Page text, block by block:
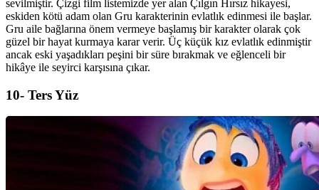
sevilmiştir. Çizgi film listemizde yer alan Çılgın Hırsız hikayesi,
eskiden kötü adam olan Gru karakterinin evlatlık edinmesi ile başlar.
Gru aile bağlarına önem vermeye başlamış bir karakter olarak çok
güzel bir hayat kurmaya karar verir. Üç küçük kız evlatlık edinmiştir
ancak eski yaşadıkları peşini bir süre bırakmak ve eğlenceli bir
hikâye ile seyirci karşısına çıkar.
10- Ters Yüz